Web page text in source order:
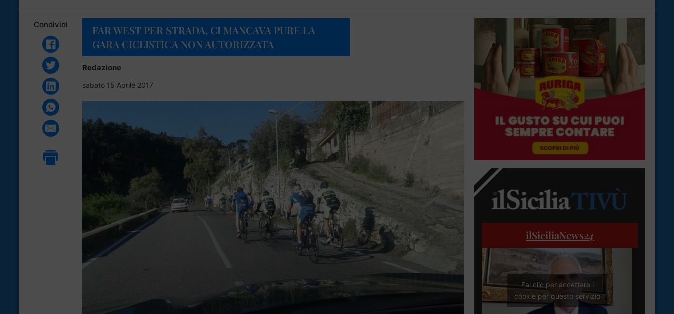
Condividi
FAR WEST PER STRADA, CI MANCAVA PURE LA
GARA CICLISTICA NON AUTORIZZATA
Redazione
sabato 15 Aprile 2017
ilSiciliaNews24
Fai clic per accettare i
cookie per questo servizio